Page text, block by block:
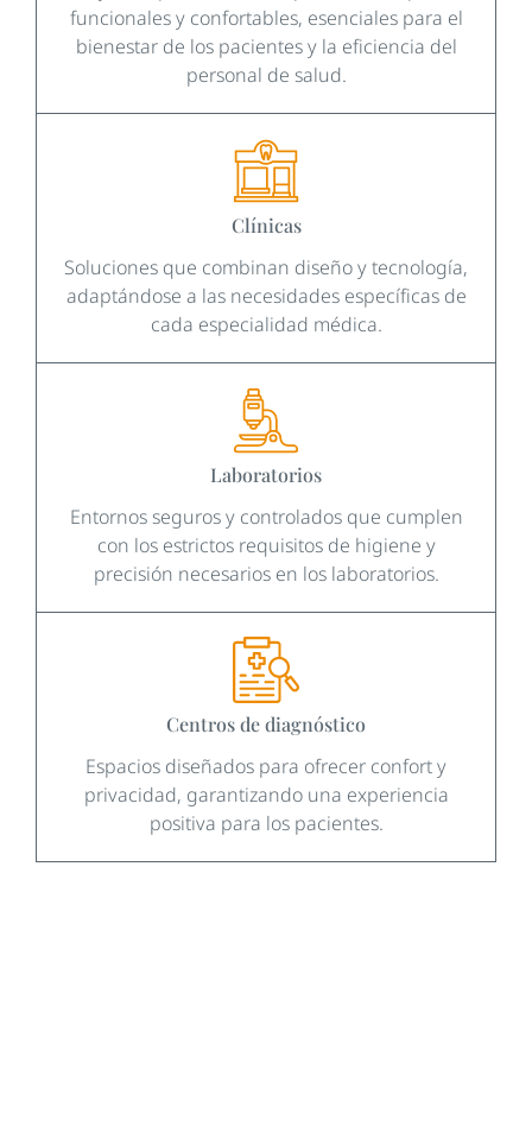
funcionales y confortables, esenciales para el
bienestar de los pacientes y la eficiencia del
personal de salud.
Clínicas
Soluciones que combinan diseño y tecnología,
adaptándose a las necesidades específicas de
cada especialidad médica.
Laboratorios
Entornos seguros y controlados que cumplen
con los estrictos requisitos de higiene y
precisión necesarios en los laboratorios.
Centros de diagnóstico
Espacios diseñados para ofrecer confort y
privacidad, garantizando una experiencia
positiva para los pacientes.